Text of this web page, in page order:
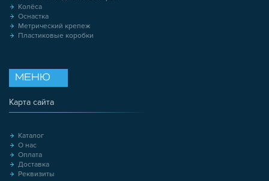
Колёса
Оснастка
Метрический крепеж
Пластиковые коробки
МЕНЮ
Карта сайта
Каталог
О нас
Оплата
Доставка
Реквизиты